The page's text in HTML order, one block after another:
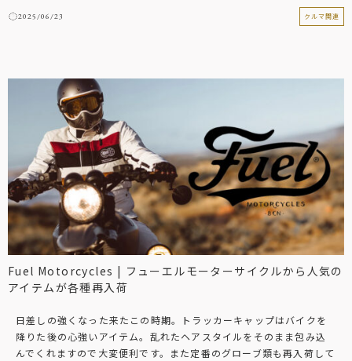
2025/06/23 クルマ関連
Fuel Motorcycles | フューエルモーターサイクルから人気の
アイテムが各種再入荷
日差しの強くなった来たこの時期。トラッカーキャップはバイクを
降りた後の心強いアイテム。乱れたヘアスタイルをそのまま包み込
んでくれますので大変便利です。また定番のグローブ類も再入荷して